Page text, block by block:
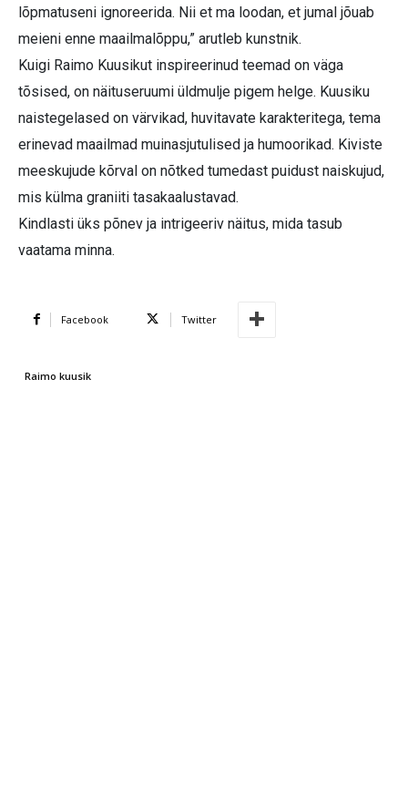
lõpmatuseni ignoreerida. Nii et ma loodan, et jumal jõuab
meieni enne maailmalõppu,” arutleb kunstnik.
Kuigi Raimo Kuusikut inspireerinud teemad on väga
tõsised, on näituseruumi üldmulje pigem helge. Kuusiku
naistegelased on värvikad, huvitavate karakteritega, tema
erinevad maailmad muinasjutulised ja humoorikad. Kiviste
meeskujude kõrval on nõtked tumedast puidust naiskujud,
mis külma graniiti tasakaalustavad.
Kindlasti üks põnev ja intrigeeriv näitus, mida tasub
vaatama minna.
Facebook Twitter
Raimo kuusik